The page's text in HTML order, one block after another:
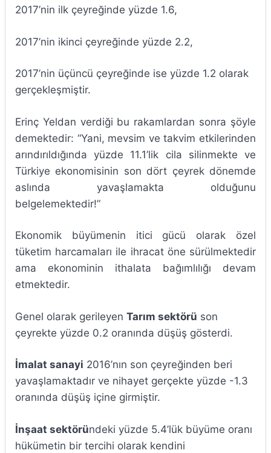
2017’nin ilk çeyreğinde yüzde 1.6,
2017’nin ikinci çeyreğinde yüzde 2.2,
2017’nin üçüncü çeyreğinde ise yüzde 1.2 olarak
gerçekleşmiştir.
Erinç Yeldan verdiği bu rakamlardan sonra şöyle
demektedir: “Yani, mevsim ve takvim etkilerinden
arındırıldığında yüzde 11.1’lik cila silinmekte ve
Türkiye ekonomisinin son dört çeyrek dönemde
aslında yavaşlamakta olduğunu
belgelemektedir!”
Ekonomik büyümenin itici gücü olarak özel
tüketim harcamaları ile ihracat öne sürülmektedir
ama ekonominin ithalata bağımlılığı devam
etmektedir.
Genel olarak gerileyen Tarım sektörü son
çeyrekte yüzde 0.2 oranında düşüş gösterdi.
İmalat sanayi 2016’nın son çeyreğinden beri
yavaşlamaktadır ve nihayet gerçekte yüzde -1.3
oranında düşüş içine girmiştir.
İnşaat sektöründeki yüzde 5.4’lük büyüme oranı
hükümetin bir tercihi olarak kendini